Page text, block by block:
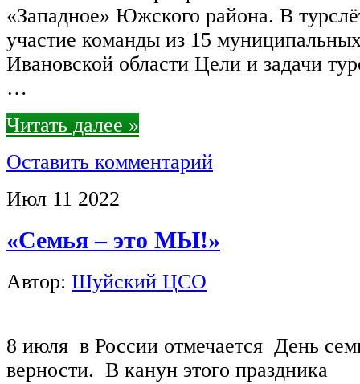
«Западное» Южского района. В
участие команды из 15
Ивановской области Цели и задачи
…
Читать далее »
Оставить комментарий
Июл 11 2022
«Семья – это МЫ!»
Автор: Шуйский ЦСО
8 июля в России отмечается День
верности. В канун этого праздника